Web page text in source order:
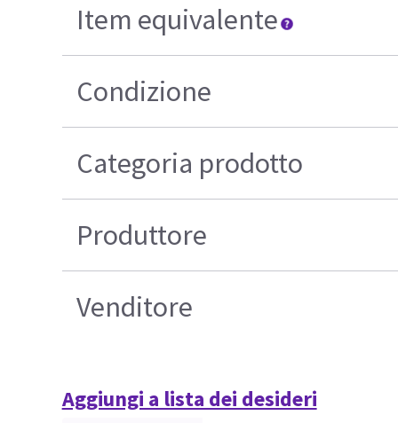
Item equivalente
Condizione
Categoria prodotto
Produttore
Venditore
Aggiungi a lista dei desideri